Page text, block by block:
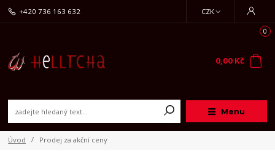
Menu
CZK
+420 736 163 632
0
0,00 Kč
Úvod Prodej za akční ceny